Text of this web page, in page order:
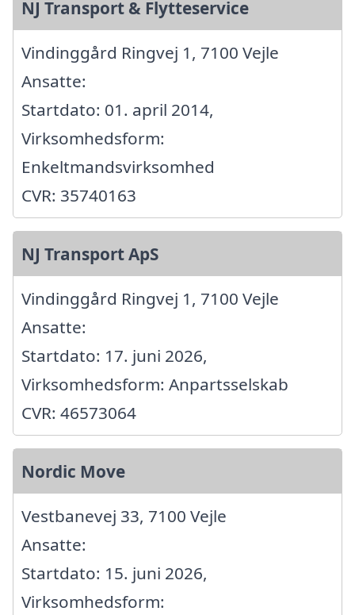
NJ Transport & Flytteservice
Vindinggård Ringvej 1, 7100 Vejle
Ansatte:
Startdato: 01. april 2014,
Virksomhedsform:
Enkeltmandsvirksomhed
CVR: 35740163
NJ Transport ApS
Vindinggård Ringvej 1, 7100 Vejle
Ansatte:
Startdato: 17. juni 2026,
Virksomhedsform: Anpartsselskab
CVR: 46573064
Nordic Move
Vestbanevej 33, 7100 Vejle
Ansatte:
Startdato: 15. juni 2026,
Virksomhedsform: